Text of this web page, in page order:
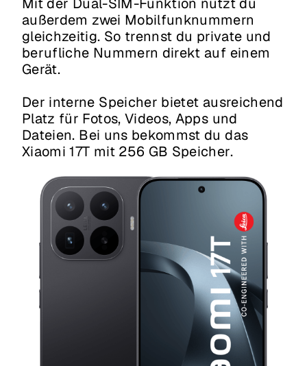
außerdem zwei Mobilfunknummern
gleichzeitig. So trennst du private und
berufliche Nummern direkt auf einem
Gerät.
Der interne Speicher bietet ausreichend
Platz für Fotos, Videos, Apps und
Dateien. Bei uns bekommst du das
Xiaomi 17T mit 256 GB Speicher.